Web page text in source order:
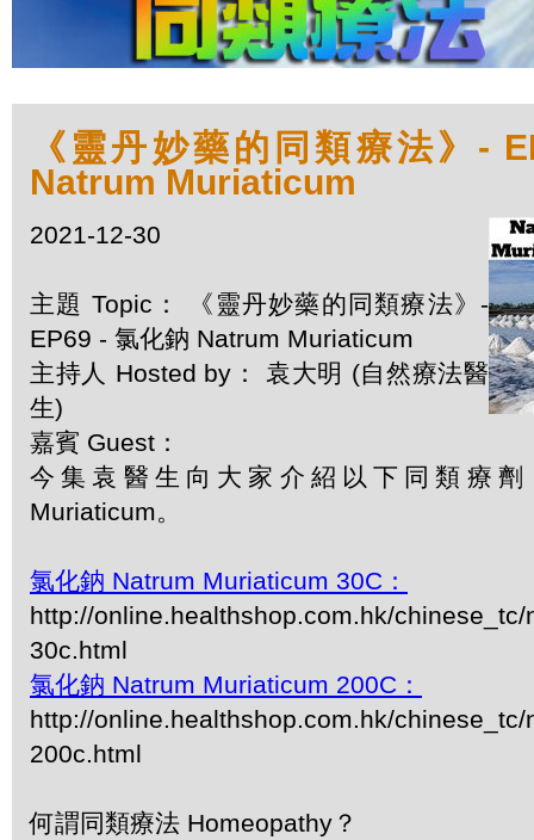
《靈丹妙藥的同類療法》-
Natrum Muriaticum
2021-12-30
主題 Topic： 《靈丹妙藥的同類療法》-
EP69 - 氯化鈉 Natrum Muriaticum
主持人 Hosted by： 袁大明 (自然療法醫
生)
嘉賓 Guest：
今集袁醫生向大家介紹以下同類療劑
Muriaticum。
氯化鈉 Natrum Muriaticum 30C：
http://online.healthshop.com.hk/
30c.html
氯化鈉 Natrum Muriaticum 200C：
http://online.healthshop.com.hk/
200c.html
何謂同類療法 Homeopathy？